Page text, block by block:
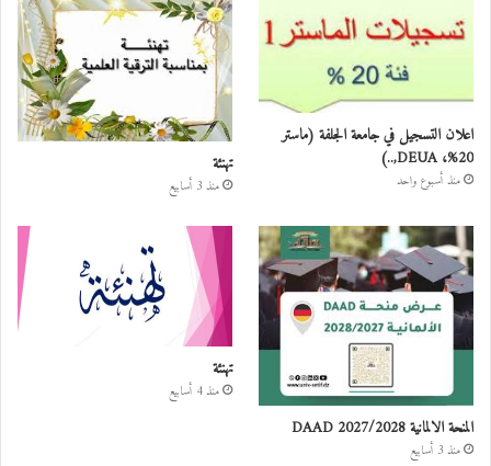
اعلان التسجيل في جامعة الجلفة (ماستر
20%، DEUA,..)
منذ أسبوع واحد
تهنئة
منذ 3 أسابيع
المنحة الالمانية DAAD 2027/2028
منذ 3 أسابيع
تهنئة
منذ 4 أسابيع